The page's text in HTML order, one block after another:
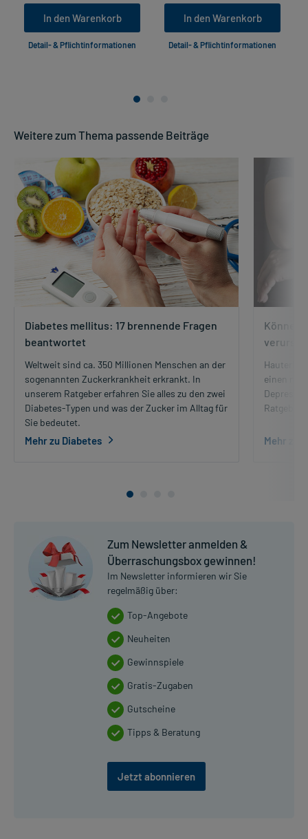
In den Warenkorb
Detail- & Pflichtinformationen
In den Warenkorb
Detail- & Pflichtinformationen
Weitere zum Thema passende Beiträge
Diabetes mellitus: 17 brennende Fragen
beantwortet
Weltweit sind ca. 350 Millionen Menschen an der
sogenannten Zuckerkrankheit erkrankt. In
unserem Ratgeber erfahren Sie alles zu den zwei
Diabetes-Typen und was der Zucker im Alltag für
Sie bedeutet.
Mehr zu Diabetes
Können
einen
Ratgeber.
Mehr zu
Zum Newsletter anmelden &
Überraschungsbox gewinnen!
Im Newsletter informieren wir Sie
regelmäßig über:
Top-Angebote
Neuheiten
Gewinnspiele
Gratis-Zugaben
Gutscheine
Tipps & Beratung
Jetzt abonnieren